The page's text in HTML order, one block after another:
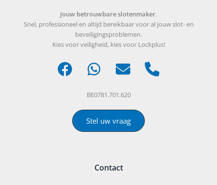
Jouw betrouwbare slotenmaker.
Snel, professioneel en altijd bereikbaar voor al jouw slot- en
beveiligingsproblemen.
Kies voor veiligheid, kies voor Lockplus!
BE0781.701.620
Stel uw vraag
Contact